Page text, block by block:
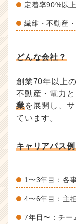
定着率90%以上
繊維・不動産
どんな会社？
創業70年以上
不動産・電力
業を展開し、
ています。
キャリアパス
1〜3年目：各
4〜6年目：主
7年目〜：チー